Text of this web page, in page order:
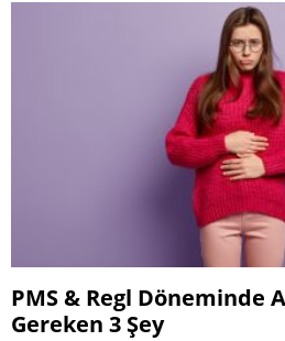
PMS & Regl Döneminde
Gereken 3 Şey